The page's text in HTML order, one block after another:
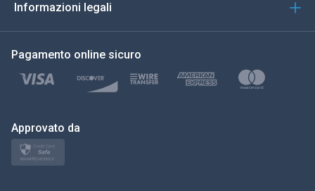
Türkçe
Polski
日本
Informazioni legali
Pagamento online sicuro
Approvato da